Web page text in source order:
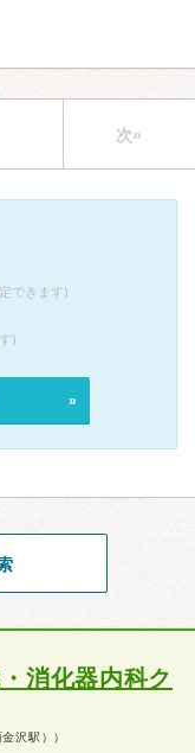
次»
できます)
)
消化器内科ク
沢駅））